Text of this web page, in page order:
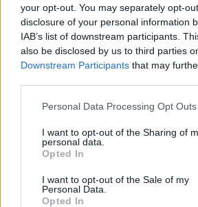
your opt-out. You may separately opt-
disclosure of your personal information
IAB’s list of downstream participants.
also be disclosed by us to third parties
Downstream Participants that may
Personal Data Processing Opt Outs
I want to opt-out of the Sharing of
personal data.
Opted In
I want to opt-out of the Sale of my
Personal Data.
Opted In
5G παντού, 6G στον ορίζοντα: Πού
Ελλάδα στη μεγάλη τεχνολογική
08/08/2026 - 10:54 ΤΕΧΝΟΛΟΓΙΑ
ΟΛΕΣ ΟΙ ΕΙΔΗΣΕΙΣ
ΔΗΜΟΦΙΛΗ